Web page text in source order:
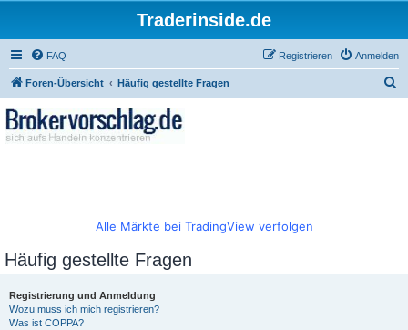
Traderinside.de
FAQ Anmelden
Registrieren
Foren-Übersicht Häufig gestellte Fragen
Alle Märkte bei TradingView verfolgen
Häufig gestellte Fragen
Registrierung und Anmeldung
Wozu muss ich mich registrieren?
Was ist COPPA?